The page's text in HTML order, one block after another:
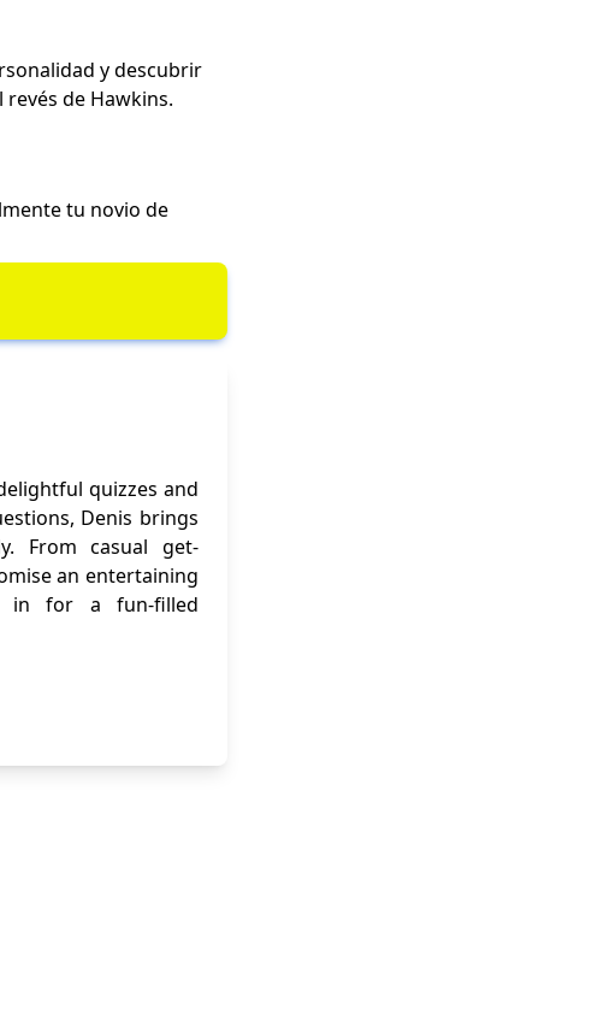
y descubrir
de Hawkins.
tu novio de
quizzes and
Denis brings
From casual get-
an entertaining
in for a fun-filled